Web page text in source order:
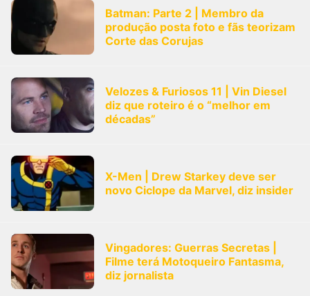
Batman: Parte 2 | Membro da
produção posta foto e fãs teorizam
Corte das Corujas
Velozes & Furiosos 11 | Vin Diesel
diz que roteiro é o “melhor em
décadas”
X-Men | Drew Starkey deve ser
novo Ciclope da Marvel, diz insider
Vingadores: Guerras Secretas |
Filme terá Motoqueiro Fantasma,
diz jornalista